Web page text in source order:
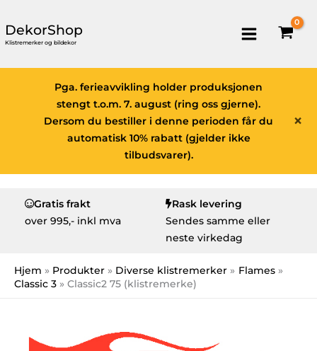
DekorShop
Klistremerker og bildekor
×
Pga. ferieavvikling holder produksjonen
stengt t.o.m. 7. august (ring oss gjerne).
Dersom du bestiller i denne perioden får du
automatisk 10% rabatt (gjelder ikke
tilbudsvarer).
Gratis frakt
over 995,- inkl mva
Rask levering
Sendes samme eller
neste virkedag
Hjem Produkter Diverse klistremerker
Flames
Classic 3
Classic2 75 (klistremerke)